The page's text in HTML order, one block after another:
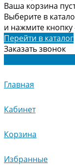
Ваша корзина
Выберите в
и нажмите кнопку
Перейти в каталог
Заказать звонок
Главная
Кабинет
Корзина
Избранные